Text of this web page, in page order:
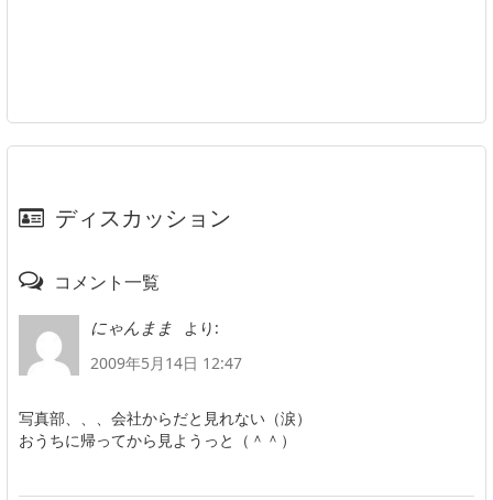
ディスカッション
コメント一覧
にゃんまま
より:
2009年5月14日 12:47
写真部、、、会社からだと見れない（涙）
おうちに帰ってから見ようっと（＾＾）